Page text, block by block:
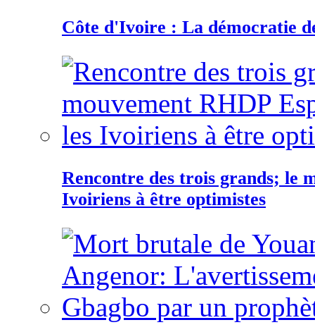
Côte d'Ivoire : La démocratie
Rencontre des trois grands; le
Ivoiriens à être optimistes